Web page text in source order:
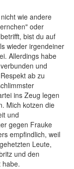
wie andere
oder
bist du auf
wieder irgendeiner
Allerdings habe
und
ab zu
ins Zeug legen
Mich kotzen die
und
gegen Frauke
empfindlich, weil
Leute,
und den
habe.